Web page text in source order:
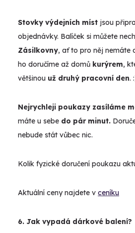
Stovky výdejních míst jsou
objednávky. Balíček si můžete
Zásilkovny, ať to pro něj nemáte
ho doručíme až domů kurýrem,
většinou už druhý pracovní den.
Nejrychleji poukazy zasíláme
máte u sebe do pár minut.
nebude stát vůbec nic.
Kolik fyzické doručení poukazu
Aktuální ceny najdete v ceníku
6. Jak vypadá dárkové balení?